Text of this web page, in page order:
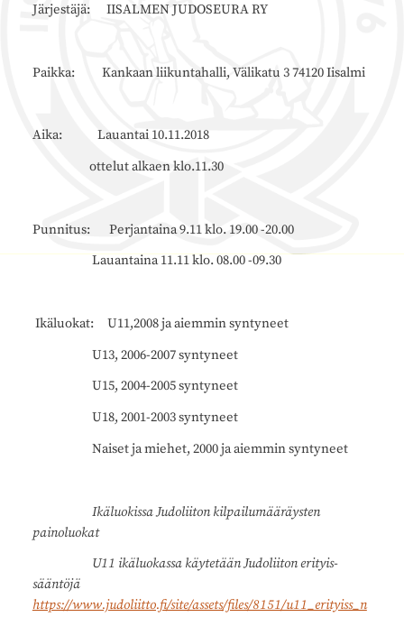
Järjestäjä: IISALMEN JUDOSEURA RY
Paikka: Kankaan liikuntahalli, Välikatu 3 74120 Iisalmi
Aika: Lauantai 10.11.2018
ottelut alkaen klo.11.30
Punnitus: Perjantaina 9.11 klo. 19.00 -20.00
Lauantaina 11.11 klo. 08.00 -09.30
Ikäluokat: U11,2008 ja aiemmin syntyneet
U13, 2006-2007 syntyneet
U15, 2004-2005 syntyneet
U18, 2001-2003 syntyneet
Naiset ja miehet, 2000 ja aiemmin syntyneet
Ikäluokissa Judoliiton kilpailumääräysten
painoluokat
U11 ikäluokassa käytetään Judoliiton erityis-
sääntöjä
https://www.judoliitto.fi/site/assets/files/8151/u11_erityiss_n